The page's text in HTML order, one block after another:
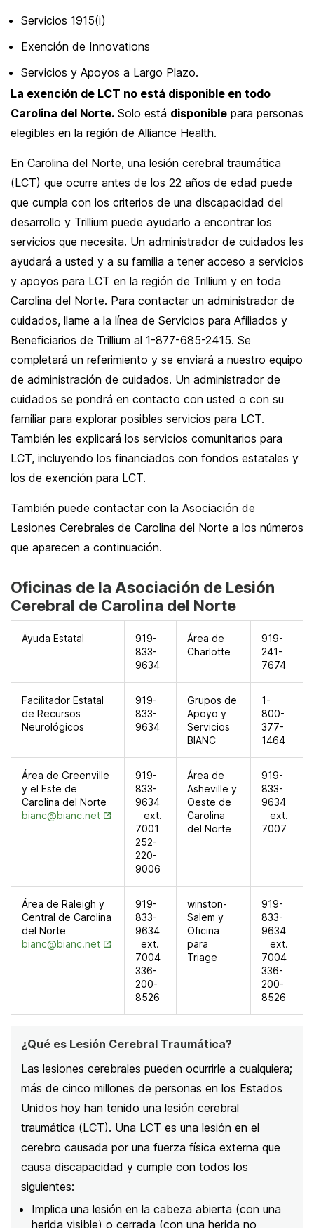
Servicios 1915(i)
Exención de Innovations
Servicios y Apoyos a Largo Plazo.
La exención de LCT no está disponible en todo
Carolina del Norte. Solo está disponible para personas
elegibles en la región de Alliance Health.
En Carolina del Norte, una lesión cerebral traumática
(LCT) que ocurre antes de los 22 años de edad puede
que cumpla con los criterios de una discapacidad del
desarrollo y Trillium puede ayudarlo a encontrar los
servicios que necesita. Un administrador de cuidados les
ayudará a usted y a su familia a tener acceso a servicios
y apoyos para LCT en la región de Trillium y en toda
Carolina del Norte. Para contactar un administrador de
cuidados, llame a la línea de Servicios para Afiliados y
Beneficiarios de Trillium al 1-877-685-2415. Se
completará un referimiento y se enviará a nuestro equipo
de administración de cuidados. Un administrador de
cuidados se pondrá en contacto con usted o con su
familiar para explorar posibles servicios para LCT.
También les explicará los servicios comunitarios para
LCT, incluyendo los financiados con fondos estatales y
los de exención para LCT.
También puede contactar con la Asociación de
Lesiones Cerebrales de Carolina del Norte a los números
que aparecen a continuación.
Oficinas de la Asociación de Lesión
Cerebral de Carolina del Norte
Ayuda Estatal
919-
833-
9634
Área de
Charlotte
919-
241-
7674
Facilitador Estatal
de Recursos
Neurológicos
919-
833-
9634
Grupos de
Apoyo y
Servicios
BIANC
1-
800-
377-
1464
Área de Greenville
y el Este de
Carolina del Norte
bianc@bianc.netOpens in New Tab
919-
833-
9634
ext.
7001
252-
220-
9006
Área de
Asheville y
Oeste de
Carolina
del Norte
919-
833-
9634
ext.
7007
Área de Raleigh y
Central de Carolina
del Norte
bianc@bianc.netOpens in New Tab
919-
833-
9634
ext.
7004
336-
200-
8526
winston-
Salem y
Oficina
para
Triage
919-
833-
9634
ext.
7004
336-
200-
8526
¿Qué es Lesión Cerebral Traumática?
Las lesiones cerebrales pueden ocurrirle a cualquiera;
más de cinco millones de personas en los Estados
Unidos hoy han tenido una lesión cerebral
traumática (LCT). Una LCT es una lesión en el
cerebro causada por una fuerza física externa que
causa discapacidad y cumple con todos los
siguientes:
Implica una lesión en la cabeza abierta (con una
herida visible) o cerrada (con una herida no